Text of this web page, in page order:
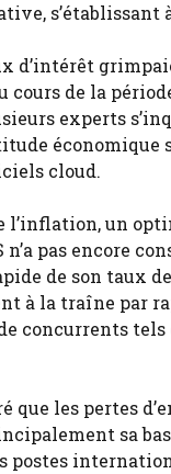
s’établissant à
d’intérêt
cours de la
experts
économique
cloud.
l’inflation, un
pas encore
de son taux
à la traîne par
concurrents
que les pertes
sa
postes